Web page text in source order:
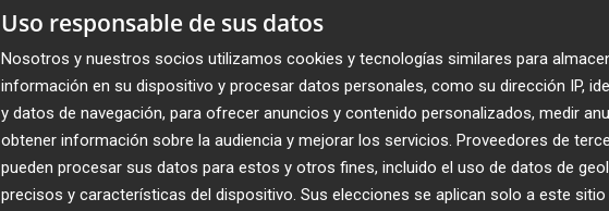
Uso responsable de sus datos
Nosotros y nuestros socios utilizamos cookies y tecnologías similares para
información en su dispositivo y procesar datos personales, como su dirección IP,
y datos de navegación, para ofrecer anuncios y contenido personalizados, medir
obtener información sobre la audiencia y mejorar los servicios. Proveedores de
pueden procesar sus datos para estos y otros fines, incluido el uso de datos de
precisos y características del dispositivo. Sus elecciones se aplican solo a este sitio